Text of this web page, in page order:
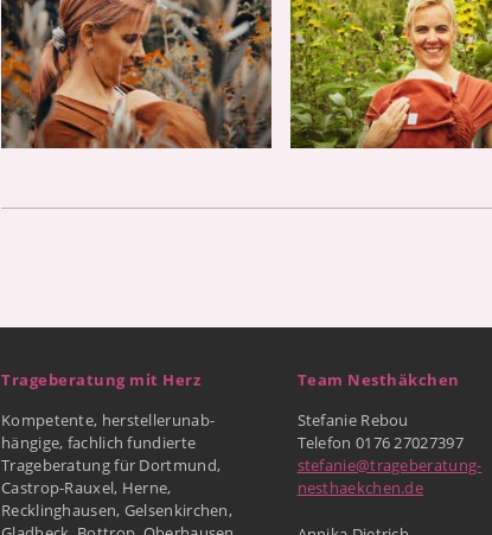
Trageberatung mit Herz
Kompetente, herstellerunab-
hängige, fachlich fundierte
Trageberatung für Dortmund,
Castrop-Rauxel, Herne,
Recklinghausen, Gelsenkirchen,
Team Nesthäkchen
Stefanie Rebou
Telefon 0176 27027397
stefanie@trageberatung-
nesthaekchen.de